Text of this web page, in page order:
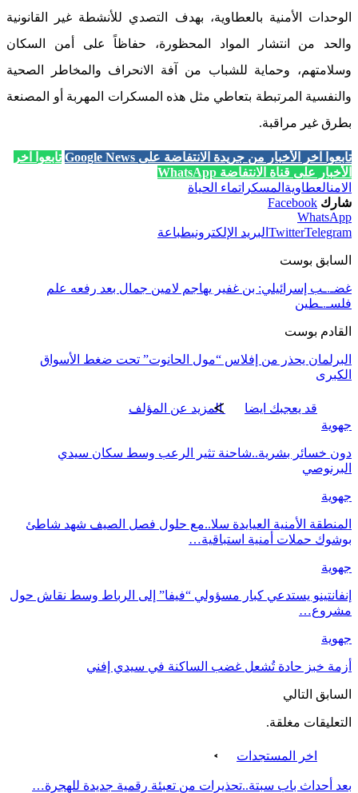
الوحدات الأمنية بالعطاوية، بهدف التصدي للأنشطة غير القانونية
والحد من انتشار المواد المحظورة، حفاظاً على أمن السكان
وسلامتهم، وحماية للشباب من آفة الانحراف والمخاطر الصحية
والنفسية المرتبطة بتعاطي مثل هذه المسكرات المهربة أو المصنعة
بطرق غير مراقبة.
تابعوا آخر الأخبار من جريدة الانتفاضة على Google News
تابعوا آخر
الأخبار على قناة الانتفاضة WhatsApp
الامنالعطاوية المسكراتماء الحياة
شارك Facebook
WhatsApp
TwitterTelegram البريد الإلكترونيطباعة
السابق بوست
غضـ.ـب إسرائيلي: بن غفير يهاجم لامين جمال بعد رفعه علم
فلسـ.ـطين
القادم بوست
البرلمان يحذر من إفلاس “مول الحانوت” تحت ضغط الأسواق
الكبرى
قد يعجبك ايضا
المزيد عن المؤلف
جهوية
دون خسائر بشرية..شاحنة تثير الرعب وسط سكان سيدي
البرنوصي
جهوية
‏المنطقة الأمنية العيايدة سلا..مع حلول فصل الصيف شهد شاطئ
بوشوك حملات أمنية استباقية…
جهوية
إنفانتينو يستدعي كبار مسؤولي “فيفا” إلى الرباط وسط نقاش حول
مشروع…
جهوية
أزمة خبز حادة تُشعل غضب الساكنة في سيدي إفني
السابق التالي
التعليقات مغلقة.
اخر المستجدات
بعد أحداث باب سبتة..تحذيرات من تعبئة رقمية جديدة للهجرة…